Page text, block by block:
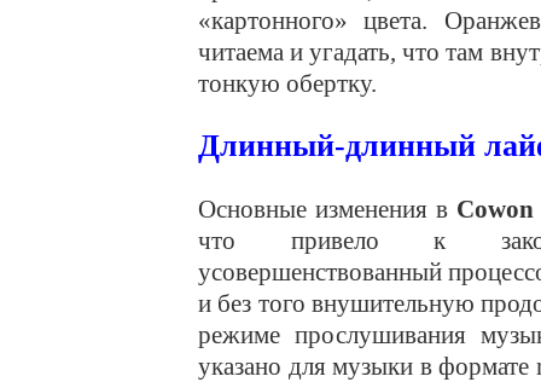
«картонного» цвета.
читаема и угадать, что там
тонкую обертку.
Длинный-длинный
Основные изменения в Cowon
что привело к
усовершенствованный
и без того внушительную
режиме прослушивания
указано для музыки в